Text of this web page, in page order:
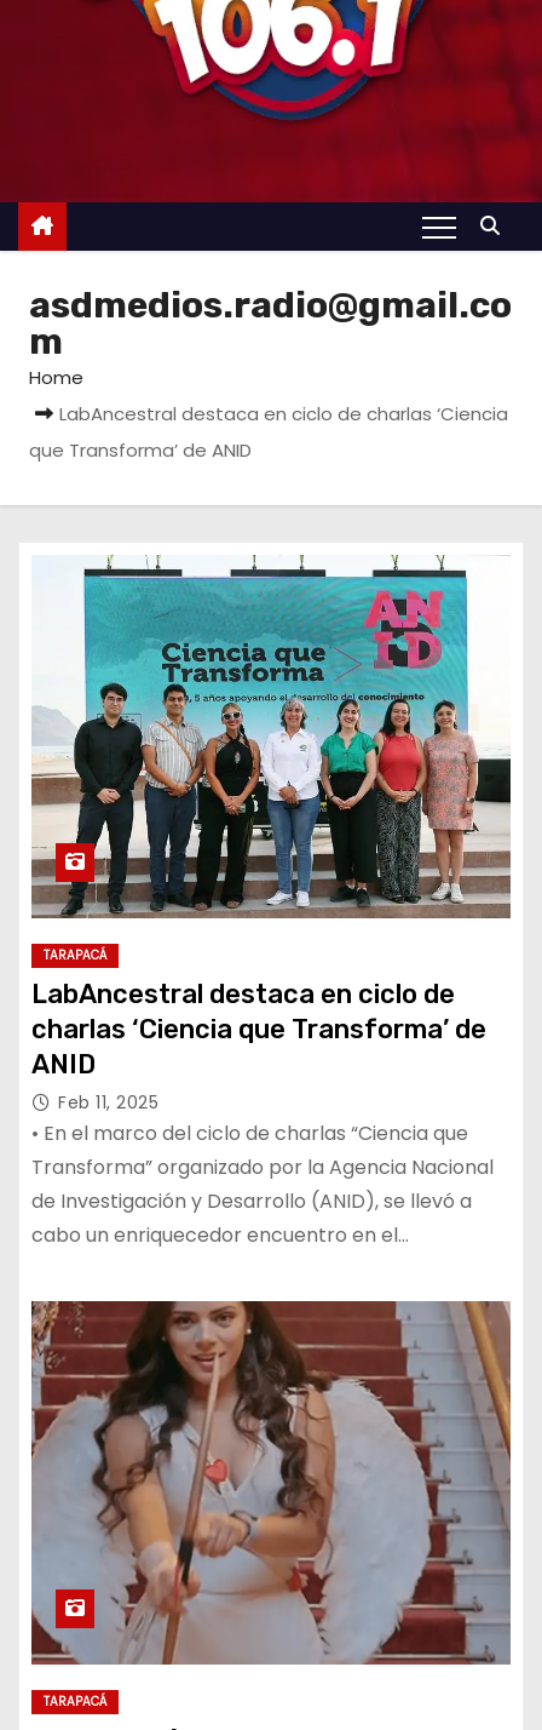
asdmedios.radio@gmail.co
m
Home
LabAncestral destaca en ciclo de charlas ‘Ciencia
que Transforma’ de ANID
TARAPACÁ
LabAncestral destaca en ciclo de
charlas ‘Ciencia que Transforma’ de
ANID
Feb 11, 2025
• En el marco del ciclo de charlas “Ciencia que
Transforma” organizado por la Agencia Nacional
de Investigación y Desarrollo (ANID), se llevó a
cabo un enriquecedor encuentro en el…
TARAPACÁ